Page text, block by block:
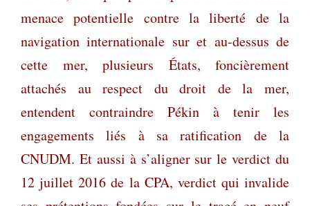
menace potentielle contre la liberté de la
navigation internationale sur et au-dessus de
cette mer, plusieurs États, foncièrement
attachés au respect du droit de la mer,
entendent contraindre Pékin à tenir les
engagements liés à sa ratification de la
CNUDM. Et aussi à s’aligner sur le verdict du
12 juillet 2016 de la CPA, verdict qui invalide